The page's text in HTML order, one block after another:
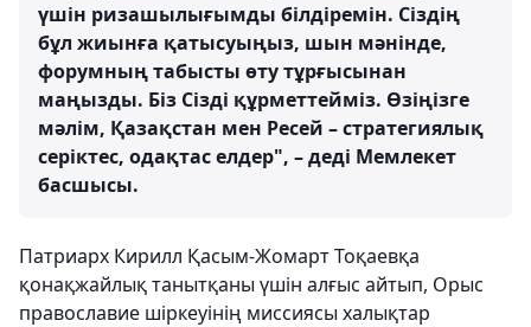
үшін ризашылығымды білдіремін. Сіздің
бұл жиынға қатысуыңыз, шын мәнінде,
форумның табысты өту тұрғысынан
маңызды. Біз Сізді құрметтейміз. Өзіңізге
мәлім, Қазақстан мен Ресей – стратегиялық
серіктес, одақтас елдер", – деді Мемлекет
басшысы.
Патриарх Кирилл Қасым-Жомарт Тоқаевқа
қонақжайлық танытқаны үшін алғыс айтып, Орыс
православие шіркеуінің миссиясы халықтар